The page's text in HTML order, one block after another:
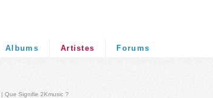
Albums Artistes Forums
. | Que Signifie 2Kmusic ?